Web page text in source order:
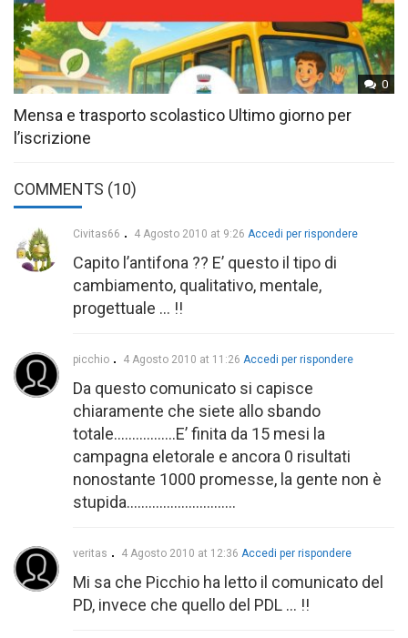
0
Mensa e trasporto scolastico Ultimo giorno per
l’iscrizione
COMMENTS (10)
Civitas66 4 Agosto 2010 at 9:26 Accedi per rispondere
Capito l’antifona ?? E’ questo il tipo di
cambiamento, qualitativo, mentale,
progettuale … !!
picchio 4 Agosto 2010 at 11:26 Accedi per rispondere
Da questo comunicato si capisce
chiaramente che siete allo sbando
totale……………..E’ finita da 15 mesi la
campagna eletorale e ancora 0 risultati
nonostante 1000 promesse, la gente non è
stupida…………………………
veritas 4 Agosto 2010 at 12:36 Accedi per rispondere
Mi sa che Picchio ha letto il comunicato del
PD, invece che quello del PDL … !!